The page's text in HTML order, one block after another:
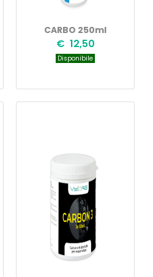
CARBO 250ml
€ 12,50
Disponibile